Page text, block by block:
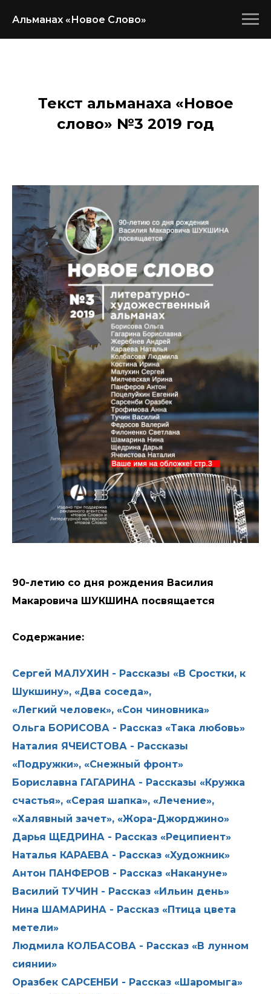
Альманах «Новое Слово»
Текст альманаха «Новое
слово» №3 2019 год
90-летию со дня рождения Василия
Макаровича ШУКШИНА посвящается
Cодержание:
Сергей МАЛУХИН - Рассказы «В Сростки, к
Шукшину», «Два соседа»,
«Легкий человек», «Сон чиновника»
Ольга БОРИСОВА - Рассказ «Така любовь»
Наталия ЯЧЕИСТОВА - Рассказы
«Подружки», «Снежный фронт»
Бориславна ГАГАРИНА - Рассказы «Кружка
счастья», «Серая шапка», «Лечение»,
«Халявный зачет», «Жора-Джорджино»
Дарья ЩЕДРИНА - Рассказ «Реципиент»
Наталья КАРАЕВА - Рассказ «Художник»
Антон ПАНФЕРОВ - Рассказ «Накануне»
Василий ТУЧИН - Рассказ «Ильин день»
Нина ШАМАРИНА - Рассказ «Птица цвета
метели»
Людмила КОЛБАСОВА - Рассказ «В лунном
сиянии»
Оразбек САРСЕНБИ - Рассказ «Шаромыга»